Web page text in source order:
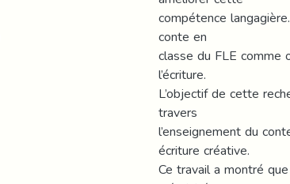
compétence
conte en
classe du FLE comme
l’écriture.
L’objectif de cette
travers
l’enseignement du
écriture créative.
Ce travail a montré